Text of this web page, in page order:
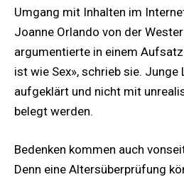
Umgang mit Inhalten im
Joanne Orlando von der
argumentierte in einem
ist wie Sex», schrieb sie. Junge
aufgeklärt und nicht mit
belegt werden.
Bedenken kommen auch
Denn eine Altersüberprüfung